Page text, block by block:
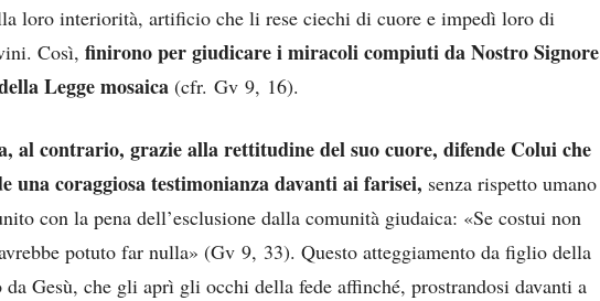
loro interiorità, artificio che li rese ciechi di cuore e impedì loro di
Così, finirono per giudicare i miracoli compiuti da Nostro Signore
Legge mosaica (cfr. Gv 9, 16).
al contrario, grazie alla rettitudine del suo cuore, difende Colui che
una coraggiosa testimonianza davanti ai farisei, senza rispetto umano
con la pena dell’esclusione dalla comunità giudaica: «Se costui non
potuto far nulla» (Gv 9, 33). Questo atteggiamento da figlio della
Gesù, che gli aprì gli occhi della fede affinché, prostrandosi davanti a